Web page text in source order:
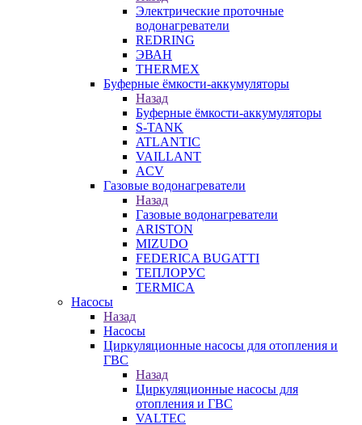
Электрические проточные
водонагреватели
REDRING
ЭВАН
THERMEX
Буферные ёмкости-аккумуляторы
Назад
Буферные ёмкости-аккумуляторы
S-TANK
ATLANTIC
VAILLANT
ACV
Газовые водонагреватели
Назад
Газовые водонагреватели
ARISTON
MIZUDO
FEDERICA BUGATTI
ТЕПЛОРУС
TERMICA
Насосы
Назад
Насосы
Циркуляционные насосы для отопления и
ГВС
Назад
Циркуляционные насосы для
отопления и ГВС
VALTEC